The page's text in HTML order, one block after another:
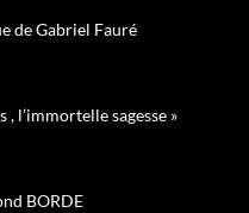
de Gabriel Fauré
, l’immortelle sagesse »
BORDE